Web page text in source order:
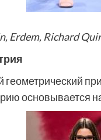
Erdem, Richard
геометрический
основывается